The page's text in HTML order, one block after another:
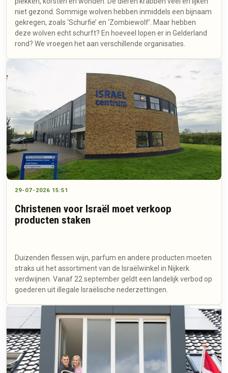
niet gezond. Sommige wolven hebben inmiddels een bijnaam
gekregen, zoals ‘Schurfie’ en ‘Zombiewolf’. Maar hebben
deze wolven echt schurft? En hoeveel lopen er in Gelderland
rond? We vroegen het aan verschillende organisaties.
29-07-2026 15:51
Christenen voor Israël moet verkoop
producten staken
Duizenden flessen wijn, parfum en andere producten moeten
straks uit het assortiment van de Israëlwinkel in Nijkerk
verdwijnen. Vanaf 22 september geldt een landelijk verbod op
goederen uit illegale Israëlische nederzettingen.